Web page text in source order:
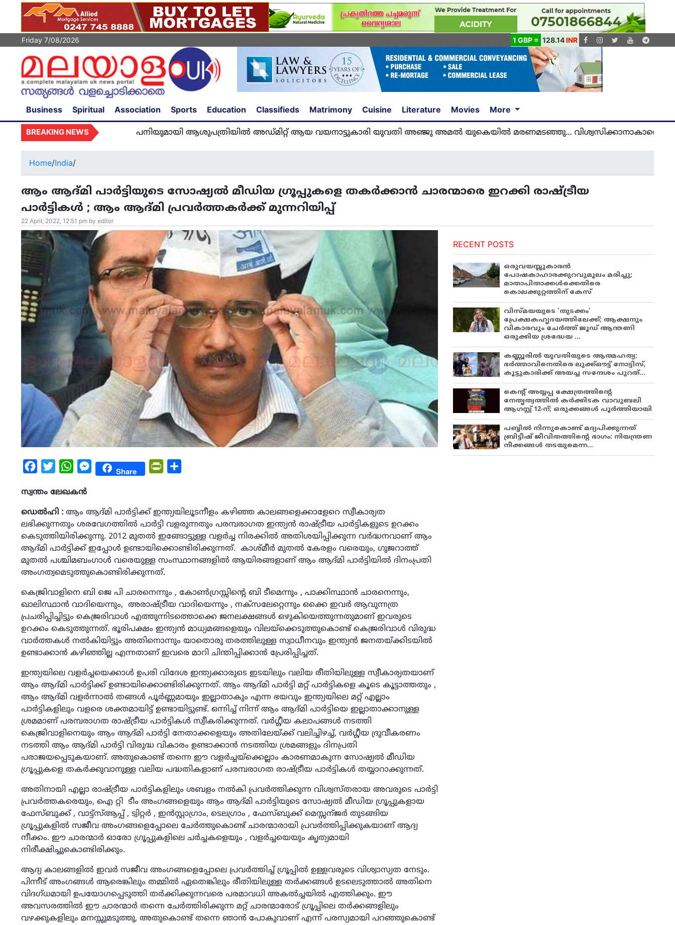
Friday 7/08/2026 1 GBP = 128.14INR
Business Spiritual Association Sports Education Classifieds Matrimony Cuisine Literature Movies More
BREAKING NEWSപനിയുമായി ആശുപത്രിയിൽ അഡ്മിറ്റ് ആയ വയനാട്ടുകാരി യുവതി അഞ്ജു അമൽ യുകെയിൽ മരണമടഞ്ഞു... വിശ്വസിക്കാനാകാതെ യുകെ
Home/India/
ആം ആദ്മി പാർട്ടിയുടെ സോഷ്യൽ മീഡിയ ഗ്രൂപ്പുകളെ തകർക്കാൻ ചാരന്മാരെ ഇറക്കി രാഷ്ട്രീയ
പാർട്ടികൾ ; ആം ആദ്മി പ്രവർത്തകർക്ക് മുന്നറിയിപ്പ്
22 April, 2022, 12:51 pm by editor
Facebook
Twitter WhatsAppMessengerShare PrintFriendly
സ്വന്തം ലേഖകൻ
ഡെൽഹി : ആം ആദ്മി പാർട്ടിക്ക് ഇന്ത്യയിലൂടനീളം കഴിഞ്ഞ കാലങ്ങളെക്കാളേറെ സ്വീകാര്യത
ലഭിക്കുന്നതും ശരവേഗത്തിൽ പാർട്ടി വളരുന്നതും പരമ്പരാഗത ഇന്ത്യൻ രാഷ്ട്രീയ പാർട്ടികളുടെ ഉറക്കം
കെടുത്തിയിരിക്കുന്നു. 2012 മുതൽ ഇങ്ങോട്ടുള്ള വളർച്ച നിരക്കിൽ അതിശയിപ്പിക്കുന്ന വർദ്ധനവാണ് ആം
ആദ്മി പാർട്ടിക്ക് ഇപ്പോൾ ഉണ്ടായിക്കൊണ്ടിരിക്കുന്നത്. കാശ്മീർ മുതൽ കേരളം വരെയും, ഗുജറാത്ത്
മുതൽ പശ്ചിമബംഗാൾ വരെയുള്ള സംസ്ഥാനങ്ങളിൽ ആയിരങ്ങളാണ് ആം ആദ്മി പാർട്ടിയിൽ ദിനംപ്രതി
അംഗത്വമെടുത്തുകൊണ്ടിരിക്കുന്നത്.
കെജ്രിവാളിനെ ബി ജെ പി ചാരനെന്നും , കോൺഗ്രസ്സിന്റെ ബി ടീമെന്നും , പാക്കിസ്ഥാൻ ചാരനെന്നും,
ഖാലിസ്ഥാൻ വാദിയെന്നും, അരാഷ്‌ട്രീയ വാദിയെന്നും , നക്സലേറ്റെന്നും ഒക്കെ ഇവർ ആവുന്നത്ര
പ്രചരിപ്പിച്ചിട്ടും കെജ്രരിവാൾ എത്തുന്നിടത്തൊക്കെ ജനലക്ഷങ്ങൾ ഒഴുകിയെത്തുന്നതുമാണ് ഇവരുടെ
ഉറക്കം കെടുത്തുന്നത്. ഭൂരിപക്ഷം ഇന്ത്യൻ മാധ്യമങ്ങളെയും വിലയ്‌ക്കെടുത്തുകൊണ്ട് കെജ്രരിവാൾ വിരുദ്ധ
വാർത്തകൾ നൽകിയിട്ടും അതിനൊന്നും യാതൊരു തരത്തിലുള്ള സ്വാധീനവും ഇന്ത്യൻ ജനതയ്ക്കിടയിൽ
ഉണ്ടാക്കാൻ കഴിഞ്ഞില്ല എന്നതാണ് ഇവരെ മാറി ചിന്തിപ്പിക്കാൻ പ്രേരിപ്പിച്ചത്.
ഇന്ത്യയിലെ വളർച്ചയെക്കാൾ ഉപരി വിദേശ ഇന്ത്യക്കാരുടെ ഇടയിലും വലിയ രീതിയിലുള്ള സ്വീകാര്യതയാണ്
ആം ആദ്മി പാർട്ടിക്ക് ഉണ്ടായിക്കൊണ്ടിരിക്കുന്നത്. ആം ആദ്മി പാർട്ടി മറ്റ് പാർട്ടികളെ കൂടെ കൂട്ടാത്തതും ,
ആം ആദ്മി വളർന്നാൽ തങ്ങൾ പൂർണ്ണമായും ഇല്ലാതാകും എന്ന ഭയവും ഇന്ത്യയിലെ മറ്റ് എല്ലാം
പാർട്ടികളിലും വളരെ ശക്തമായിട്ട് ഉണ്ടായിട്ടുണ്ട്. ഒന്നിച്ച് നിന്ന് ആം ആദ്മി പാർട്ടിയെ ഇല്ലാതാക്കാനുള്ള
ശ്രമമാണ് പരമ്പരാഗത രാഷ്ട്രീയ പാർട്ടികൾ സ്വീകരിക്കുന്നത്. വർഗ്ഗീയ കലാപങ്ങൾ നടത്തി
കെജ്രിവാളിനെയും ആം ആദ്മി പാർട്ടി നേതാക്കളെയും അതിലേയ്ക്ക് വലിച്ചിഴച്ച്, വർഗ്ഗീയ ദ്രുവീകരണം
നടത്തി ആം ആദ്മി പാർട്ടി വിരുദ്ധ വികാരം ഉണ്ടാക്കാൻ നടത്തിയ ശ്രമങ്ങളും ദിനപ്രതി
പരാജയപ്പെടുകയാണ്. അതുകൊണ്ട് തന്നെ ഈ വളർച്ചയ്‌ക്കെല്ലാം കാരണമാകുന്ന സോഷ്യൽ മീഡിയ
ഗ്രൂപ്പുകളെ തകർക്കുവാനുള്ള വലിയ പദ്ധതികളാണ് പരമ്പരാഗത രാഷ്ട്രീയ പാർട്ടികൾ തയ്യാറാക്കുന്നത്.
അതിനായി എല്ലാ രാഷ്ട്രീയ പാർട്ടികളിലും ശബളം നൽകി പ്രവർത്തിക്കുന്ന വിശ്വസ്തരായ അവരുടെ പാർട്ടി
പ്രവർത്തകരെയും, ഐ റ്റി ടീം അംഗങ്ങളെയും ആം ആദ്മി പാർട്ടിയുടെ സോഷ്യൽ മീഡിയ ഗ്രൂപ്പുകളായ
ഫേസ്‌ബുക്ക് , വാട്ട്സ്ആപ്പ് , ട്വിറ്റർ , ഇൻസ്റ്റാഗ്രാം, ടെലഗ്രാം , ഫേസ്‌ബുക്ക് മെസ്സന്ജർ തുടങ്ങിയ
ഗ്രൂപ്പുകളിൽ സജീവ അംഗങ്ങളെപ്പോലെ ചേർത്തുകൊണ്ട് ചാരന്മാരായി പ്രവർത്തിപ്പിക്കുകയാണ് ആദ്യ
നീക്കം. ഈ ചാരന്മാർ ഓരോ ഗ്രൂപ്പുകളിലെ ചർച്ചകളെയും , വളർച്ചയെയും കൃത്യമായി
നിരീക്ഷിച്ചുകൊണ്ടിരിക്കും.
ആദ്യ കാലങ്ങളിൽ ഇവർ സജീവ അംഗങ്ങളെപ്പോലെ പ്രവർത്തിച്ച് ഗ്രൂപ്പിൽ ഉള്ളവരുടെ വിശ്വാസ്യത നേടും.
പിന്നീട് അംഗങ്ങൾ ആരെങ്കിലും തമ്മിൽ ഏതെങ്കിലും രീതിയിലുള്ള തർക്കങ്ങൾ ഉടലെടുത്താൽ അതിനെ
വിദഗ്‌ധമായി ഉപയോഗപ്പെടുത്തി തർക്കിക്കുന്നവരെ പരമാവധി അകൽച്ചയിൽ എത്തിക്കും. ഈ
അവസരത്തിൽ ഈ ചാരന്മാർ തന്നെ ചേർത്തിരിക്കുന്ന മറ്റ് ചാരന്മാരോട് ഗ്രൂപ്പിലെ തർക്കങ്ങളിലും
വഴക്കുകളിലും മനസ്സുമടുത്തു, അതുകൊണ്ട് തന്നെ ഞാൻ പോകുവാണ് എന്ന് പരസ്യമായി പറഞ്ഞുകൊണ്ട്
RECENT POSTS
ഒരുവയസ്സുകാരൻ
പോഷകാഹാരക്കുറവുമൂലം മരിച്ചു;
മാതാപിതാക്കൾക്കെതിരെ
കൊലക്കുറ്റത്തിന് കേസ്
വിസ്മയയുടെ 'തുടക്കം'
പ്രേക്ഷകഹൃദയത്തിലേക്ക്; ആക്ഷനും
വികാരവും ചേർത്ത് ജൂഡ് ആന്തണി
ഒരുക്കിയ ശ്രദ്ധേയ ...
കണ്ണൂരിൽ യുവതിയുടെ ആത്മഹത്യ;
ഭർത്താവിനെതിരെ ലുക്ക്ഔട്ട് നോട്ടിസ്,
കൂട്ടുകാരിക്ക് അയച്ച സന്ദേശം പുറത്...
കെന്റ് അയ്യപ്പ ക്ഷേത്രത്തിന്റെ
നേതൃത്വത്തിൽ കർക്കിടക വാവുബലി
ആഗസ്റ്റ് 12-ന്; ഒരുക്കങ്ങൾ പൂർത്തിയായി
പബ്ബില്‍ നിന്നുകൊണ്ട് മദ്യപിക്കുന്നത്
ബ്രിട്ടീഷ് ജീവിതത്തിന്റെ ഭാഗം: നിയന്ത്രണ
നീക്കങ്ങള്‍ തടയുമെന്ന...